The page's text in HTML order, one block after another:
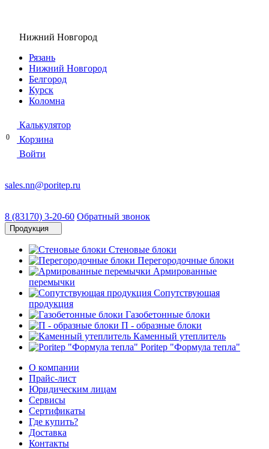
Нижний Новгород
Рязань
Нижний Новгород
Белгород
Курск
Коломна
Калькулятор
Корзина
0
Войти
sales.nn@poritep.ru
8 (83170) 3-20-60 Обратный звонок
Продукция
Стеновые блоки
Перегородочные блоки
Армированные
перемычки
Сопутствующая
продукция
Газобетонные блоки
П - образные блоки
Каменный утеплитель
Poritep "Формула тепла"
О компании
Прайс-лист
Юридическим лицам
Сервисы
Сертификаты
Где купить?
Доставка
Контакты